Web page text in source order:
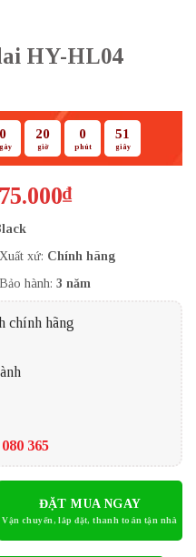
HY-HL04
0 20
giờ
0
phút
51
giây
₫Giá
là:
4.875.000₫.
Xuất xứ: Chính hãng
Bảo hành: 3 năm
chính hãng
365
ĐẶT MUA NGAY